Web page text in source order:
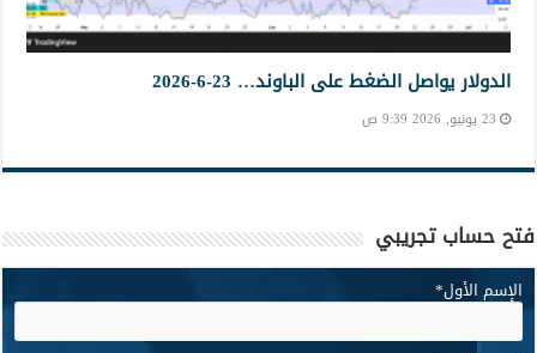
الدولار يواصل الضغط على الباوند… 23-6-2026
23 يونيو, 2026 9:39 ص
فتح حساب تجريبي
الإسم الأول*